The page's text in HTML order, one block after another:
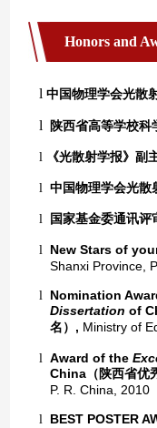
Honors and